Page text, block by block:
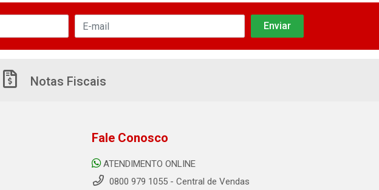
Notas Fiscais
Fale Conosco
ATENDIMENTO ONLINE
0800 979 1055 - Central de Vendas